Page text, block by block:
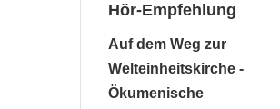
Hör-Empfehlung
Auf dem Weg zur
Welteinheitskirche -
Ökumenische